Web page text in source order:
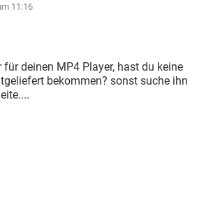
11:16
deinen MP4 Player, hast du keine
bekommen? sonst suche ihn